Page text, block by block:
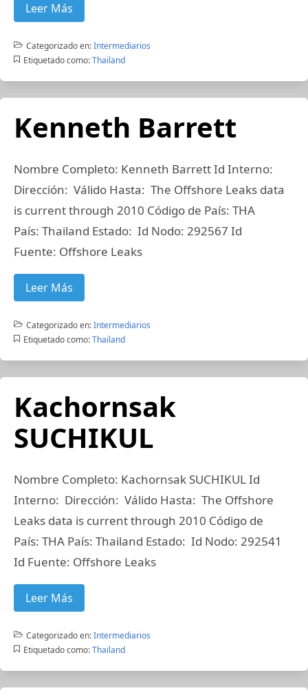
Leer Más
Categorizado en:Intermediarios
Etiquetado como: Thailand
Kenneth Barrett
Nombre Completo: Kenneth Barrett Id Interno:
Dirección: Válido Hasta: The Offshore Leaks data
is current through 2010 Código de País: THA
País: Thailand Estado: Id Nodo: 292567 Id
Fuente: Offshore Leaks
Leer Más
Categorizado en:Intermediarios
Etiquetado como: Thailand
Kachornsak
SUCHIKUL
Nombre Completo: Kachornsak SUCHIKUL Id
Interno: Dirección: Válido Hasta: The Offshore
Leaks data is current through 2010 Código de
País: THA País: Thailand Estado: Id Nodo: 292541
Id Fuente: Offshore Leaks
Leer Más
Categorizado en:Intermediarios
Etiquetado como: Thailand